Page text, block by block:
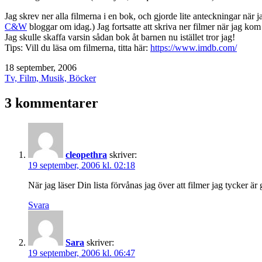
Jag skrev ner alla filmerna i en bok, och gjorde lite anteckningar när
C&W bloggar om idag.) Jag fortsatte att skriva ner filmer när jag
Jag skulle skaffa varsin sådan bok åt barnen nu istället tror jag!
Tips: Vill du läsa om filmerna, titta här: https://www.imdb.com/
Publicerat
den
18 september, 2006
Kategoriserat
Tv, Film, Musik, Böcker
3 kommentarer
cleopethra skriver:
19 september, 2006 kl. 02:18
När jag läser Din lista förvånas jag över att filmer jag tycker
Svara
Sara skriver:
19 september, 2006 kl. 06:47